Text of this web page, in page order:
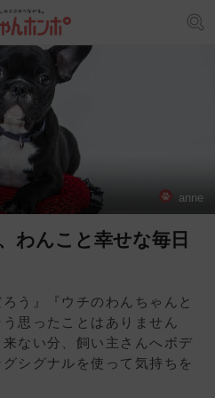
anne
わんこと幸せな毎日
う』『ウチのわんちゃんと
思ったことはありません
ない分、飼い主さんへボデ
シグナルを使って気持ちを